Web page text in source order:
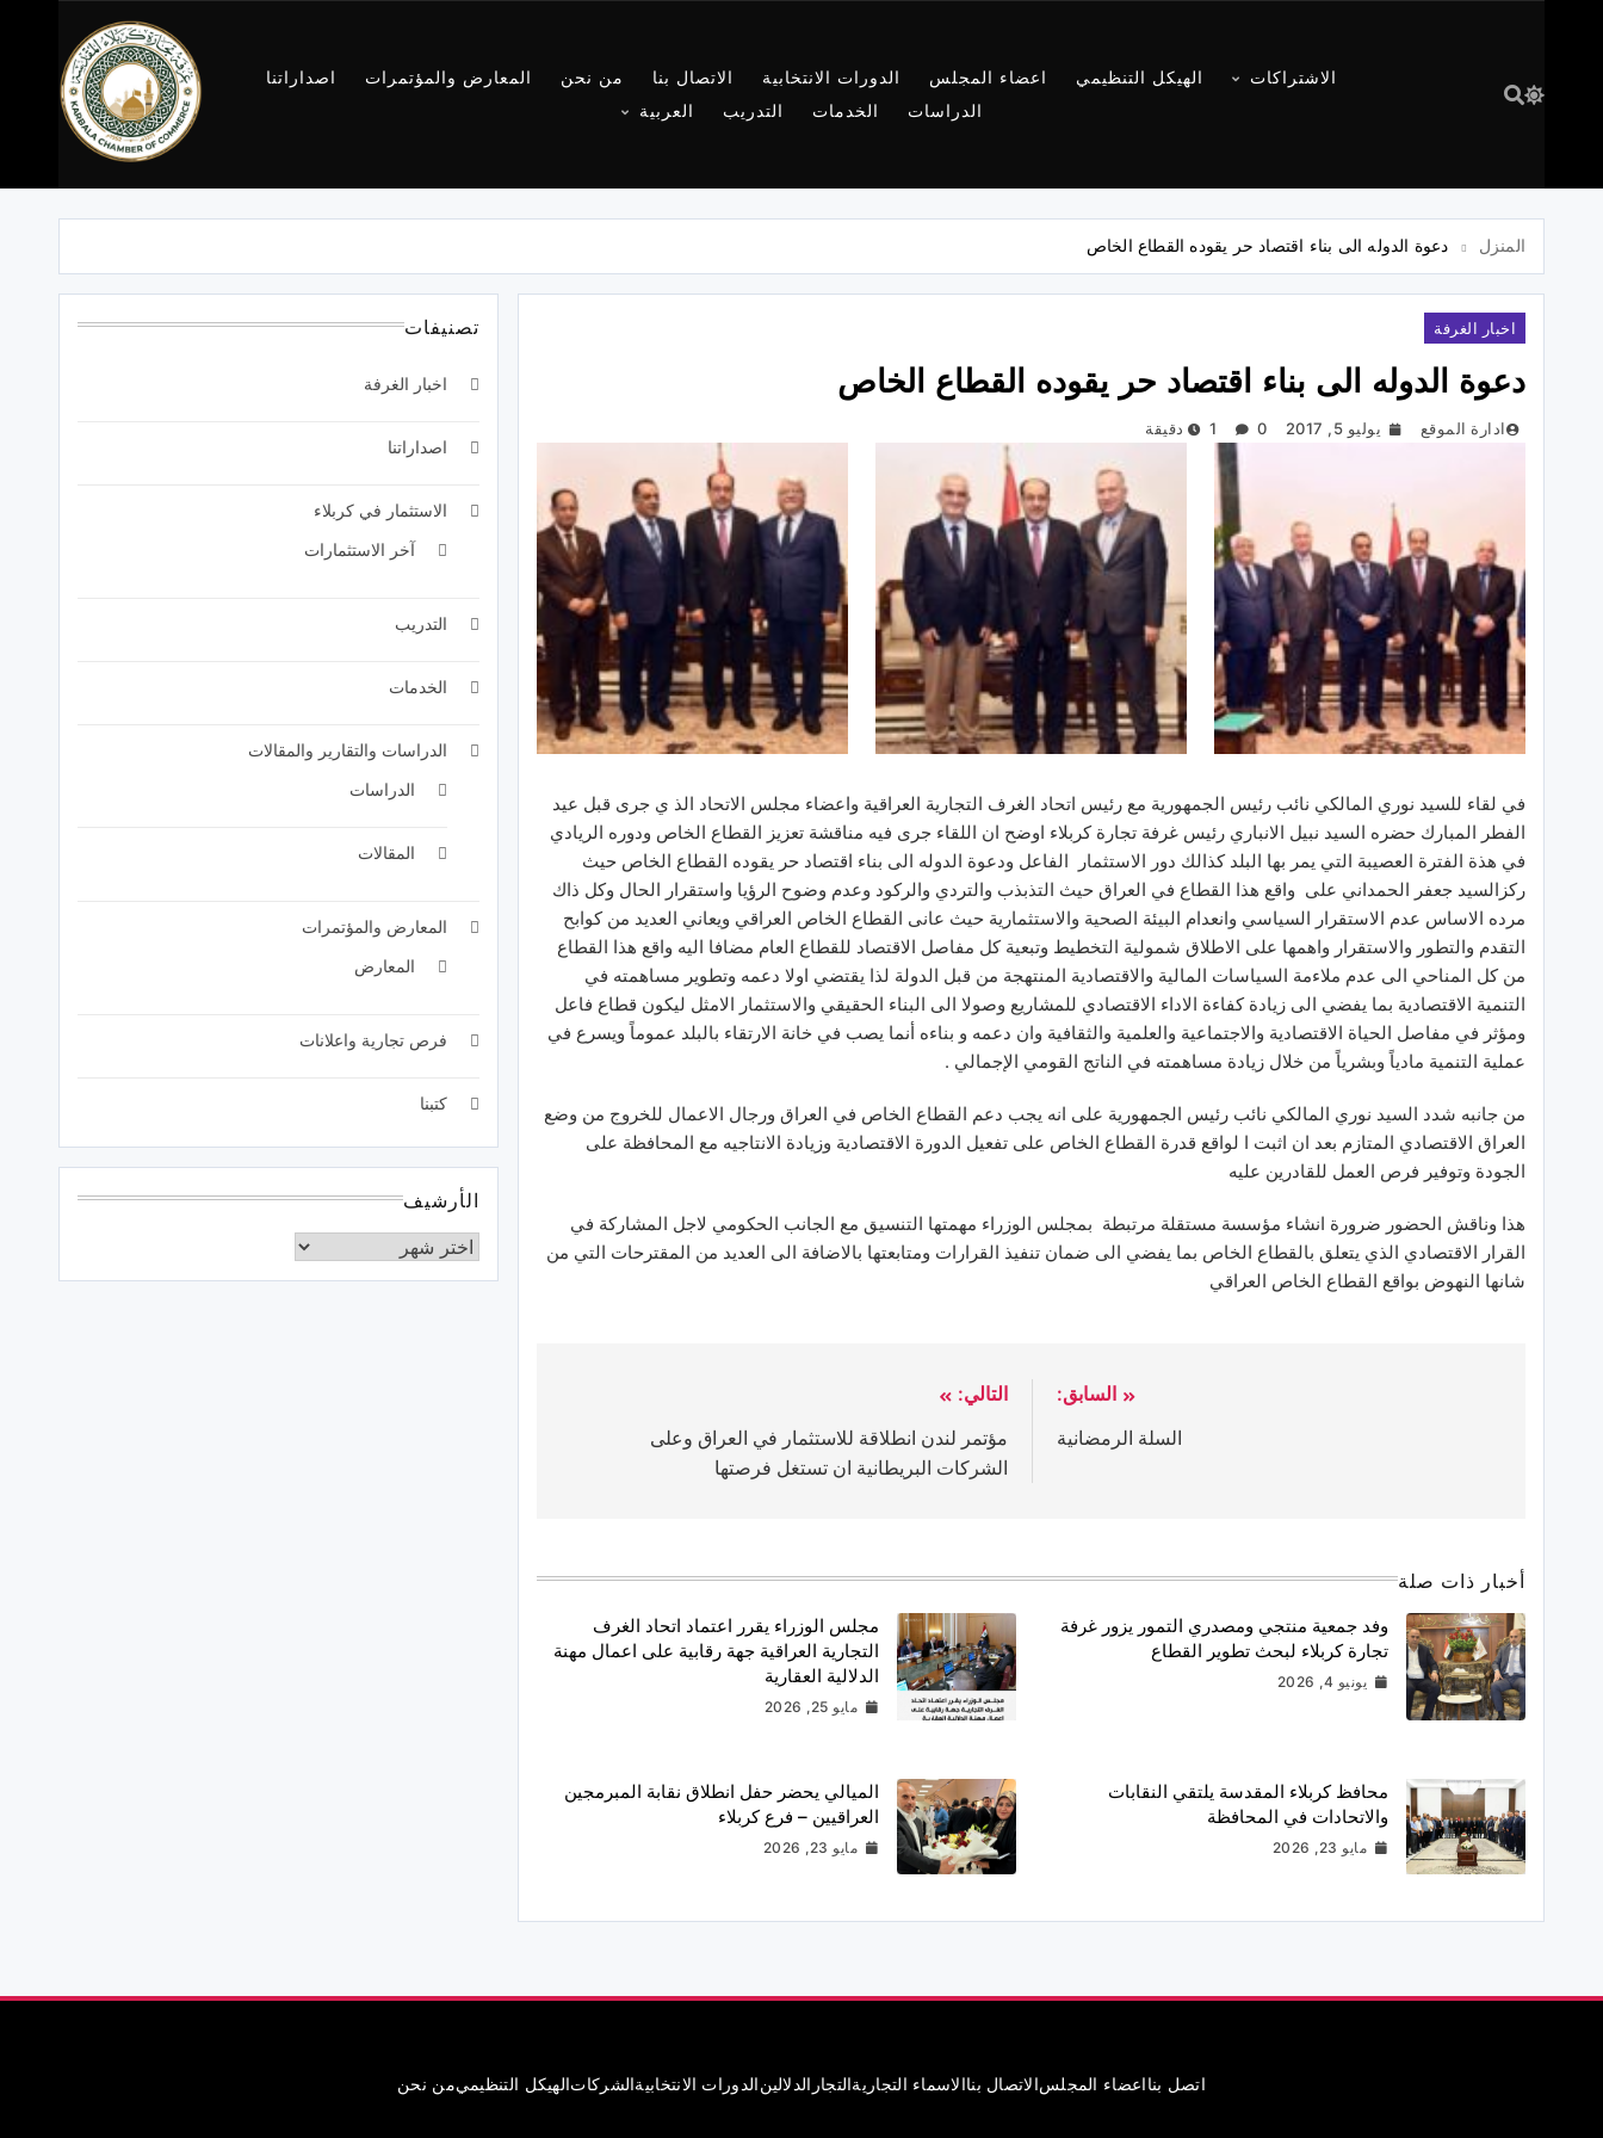
الاشتراكات الهيكل التنظيمي اعضاء المجلس الدورات الانتخابية الاتصال بنا من نحن المعارض والمؤتمرات
اصداراتنا
الدراسات
الخدمات التدريب العربية
غرفة تجارة
المنزل دعوة الدوله الى بناء اقتصاد حر يقوده القطاع الخاص
اخبار الغرفة
دعوة الدوله الى بناء اقتصاد حر يقوده القطاع الخاص
ادارة الموقع يوليو 5, 2017 0 1 دقيقة
في لقاء للسيد نوري المالكي نائب رئيس الجمهورية مع رئيس اتحاد الغرف التجارية العراقية واعضاء مجلس الاتحاد الذ ي جرى قبل عيد
الفطر المبارك حضره السيد نبيل الانباري رئيس غرفة تجارة كربلاء اوضح ان اللقاء جرى فيه مناقشة تعزيز القطاع الخاص ودوره الريادي
في هذة الفترة العصيبة التي يمر بها البلد كذالك دور الاستثمار الفاعل ودعوة الدوله الى بناء اقتصاد حر يقوده القطاع الخاص حيث
ركزالسيد جعفر الحمداني على واقع هذا القطاع في العراق حيث التذبذب والتردي والركود وعدم وضوح الرؤيا واستقرار الحال وكل ذاك
مرده الاساس عدم الاستقرار السياسي وانعدام البيئة الصحية والاستثمارية حيث عانى القطاع الخاص العراقي ويعاني العديد من كوابح
التقدم والتطور والاستقرار واهمها على الاطلاق شمولية التخطيط وتبعية كل مفاصل الاقتصاد للقطاع العام مضافا اليه واقع هذا القطاع
من كل المناحي الى عدم ملاءمة السياسات المالية والاقتصادية المنتهجة من قبل الدولة لذا يقتضي اولا دعمه وتطوير مساهمته في
التنمية الاقتصادية بما يفضي الى زيادة كفاءة الاداء الاقتصادي للمشاريع وصولا الى البناء الحقيقي والاستثمار الامثل ليكون قطاع فاعل
ومؤثر في مفاصل الحياة الاقتصادية والاجتماعية والعلمية والثقافية وان دعمه و بناءه أنما يصب في خانة الارتقاء بالبلد عموماً ويسرع في
عملية التنمية مادياً وبشرياً من خلال زيادة مساهمته في الناتج القومي الإجمالي .
من جانبه شدد السيد نوري المالكي نائب رئيس الجمهورية على انه يجب دعم القطاع الخاص في العراق ورجال الاعمال للخروج من وضع
العراق الاقتصادي المتازم بعد ان اثبت ا لواقع قدرة القطاع الخاص على تفعيل الدورة الاقتصادية وزيادة الانتاجيه مع المحافظة على
الجودة وتوفير فرص العمل للقادرين عليه
هذا وناقش الحضور ضرورة انشاء مؤسسة مستقلة مرتبطة بمجلس الوزراء مهمتها التنسيق مع الجانب الحكومي لاجل المشاركة في
القرار الاقتصادي الذي يتعلق بالقطاع الخاص بما يفضي الى ضمان تنفيذ القرارات ومتابعتها بالاضافة الى العديد من المقترحات التي من
شانها النهوض بواقع القطاع الخاص العراقي
السابق:
السلة الرمضانية
التالي:
مؤتمر لندن انطلاقة للاستثمار في العراق وعلى
الشركات البريطانية ان تستغل فرصتها
أخبار ذات صلة
وفد جمعية منتجي ومصدري التمور يزور غرفة
تجارة كربلاء لبحث تطوير القطاع
يونيو 4, 2026
مجلس الوزراء يقرر اعتماد اتحاد الغرف
التجارية العراقية جهة رقابية على اعمال مهنة
الدلالية العقارية
مايو 25, 2026
محافظ كربلاء المقدسة يلتقي النقابات
والاتحادات في المحافظة
مايو 23, 2026
الميالي يحضر حفل انطلاق نقابة المبرمجين
العراقيين – فرع كربلاء
مايو 23, 2026
تصنيفات
اخبار الغرفة
اصداراتنا
الاستثمار في كربلاء
آخر الاستثمارات
التدريب
الخدمات
الدراسات والتقارير والمقالات
الدراسات
المقالات
المعارض والمؤتمرات
المعارض
فرص تجارية واعلانات
كتبنا
الأرشيف
اتصل بنااعضاء المجلسالاتصال بناالاسماء التجاريةالتجار الدلالينالدورات الانتخابيةالشركاتالهيكل التنظيميمن نحن